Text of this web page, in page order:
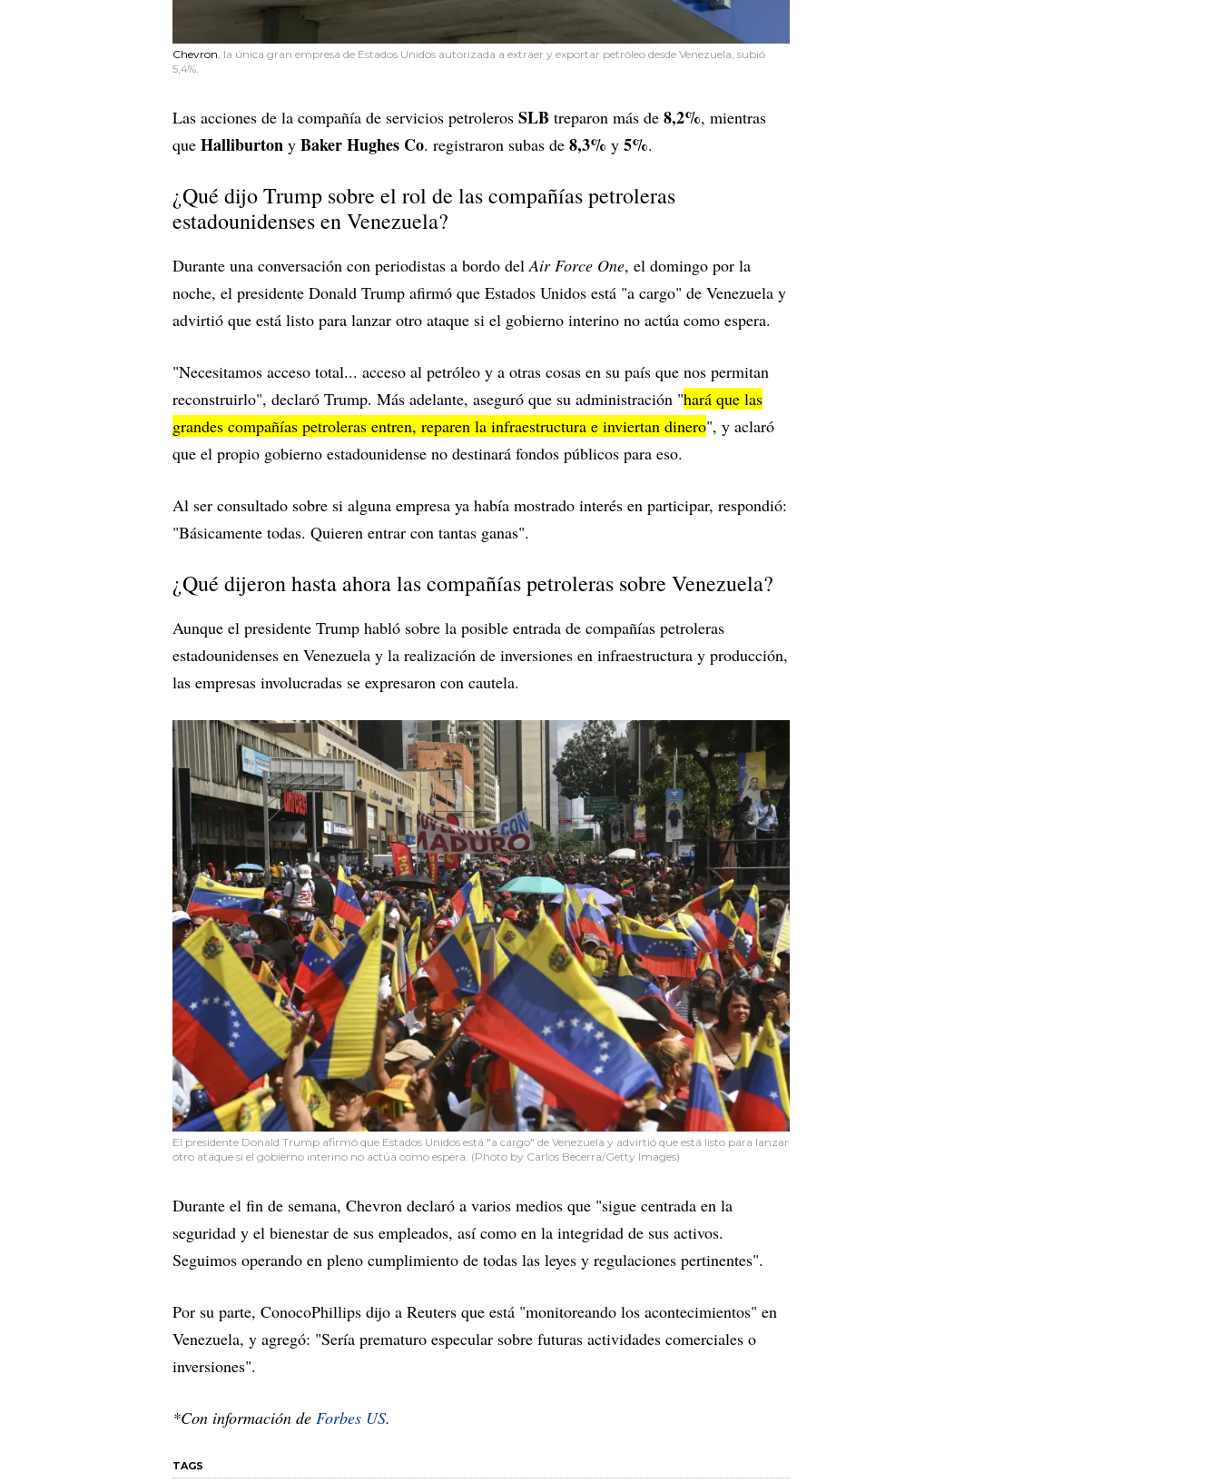
Chevron , la única gran empresa de Estados Unidos autorizada a extraer y exportar petróleo desde Venezuela, subió
5,4%.
Las acciones de la compañía de servicios petroleros SLB treparon más de 8,2%, mientras
que Halliburton y Baker Hughes Co. registraron subas de 8,3% y 5%.
¿Qué dijo Trump sobre el rol de las compañías petroleras
estadounidenses en Venezuela?
Durante una conversación con periodistas a bordo del Air Force One, el domingo por la
noche, el presidente Donald Trump afirmó que Estados Unidos está "a cargo" de Venezuela y
advirtió que está listo para lanzar otro ataque si el gobierno interino no actúa como espera.
"Necesitamos acceso total... acceso al petróleo y a otras cosas en su país que nos permitan
reconstruirlo", declaró Trump. Más adelante, aseguró que su administración "hará que las
grandes compañías petroleras entren, reparen la infraestructura e inviertan dinero", y aclaró
que el propio gobierno estadounidense no destinará fondos públicos para eso.
Al ser consultado sobre si alguna empresa ya había mostrado interés en participar, respondió:
"Básicamente todas. Quieren entrar con tantas ganas".
¿Qué dijeron hasta ahora las compañías petroleras sobre Venezuela?
Aunque el presidente Trump habló sobre la posible entrada de compañías petroleras
estadounidenses en Venezuela y la realización de inversiones en infraestructura y producción,
las empresas involucradas se expresaron con cautela.
El presidente Donald Trump afirmó que Estados Unidos está "a cargo" de Venezuela y advirtió que está listo para lanzar
otro ataque si el gobierno interino no actúa como espera. (Photo by Carlos Becerra/Getty Images)
Durante el fin de semana, Chevron declaró a varios medios que "sigue centrada en la
seguridad y el bienestar de sus empleados, así como en la integridad de sus activos.
Seguimos operando en pleno cumplimiento de todas las leyes y regulaciones pertinentes".
Por su parte, ConocoPhillips dijo a Reuters que está "monitoreando los acontecimientos" en
Venezuela, y agregó: "Sería prematuro especular sobre futuras actividades comerciales o
inversiones".
*Con información de Forbes US.
TAGS